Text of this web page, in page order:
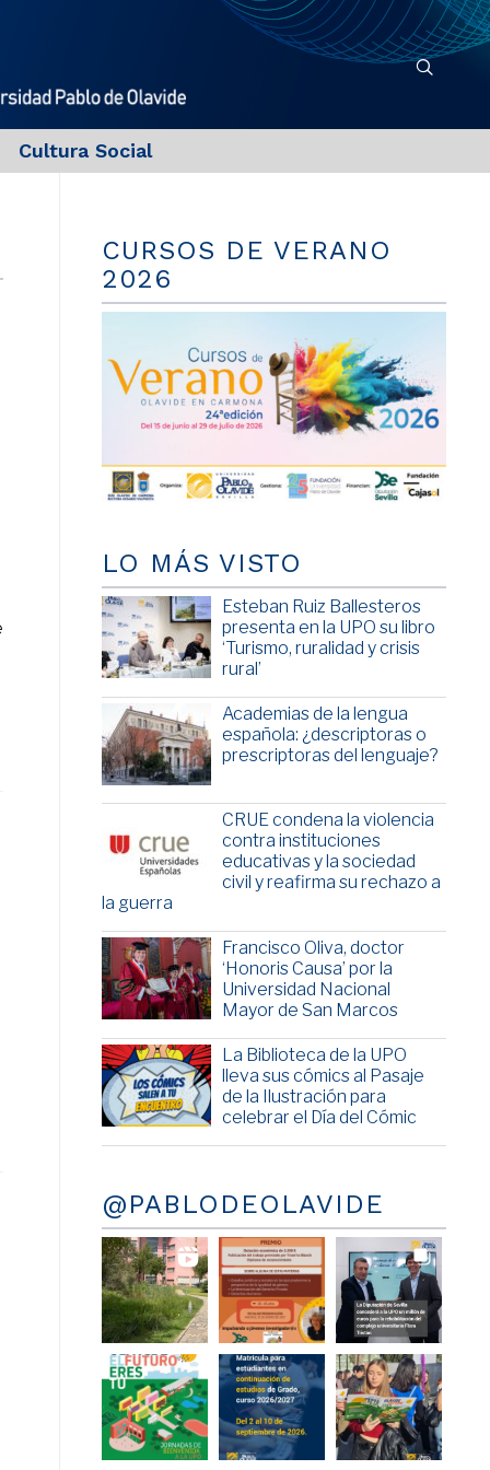
Cultura Social
CURSOS DE VERANO
2026
LO MÁS VISTO
Esteban Ruiz Ballesteros
presenta en la UPO su libro
‘Turismo, ruralidad y crisis
rural’
Academias de la lengua
española: ¿descriptoras o
prescriptoras del lenguaje?
CRUE condena la violencia
contra instituciones
educativas y la sociedad
civil y reafirma su rechazo a
la guerra
Francisco Oliva, doctor
‘Honoris Causa’ por la
Universidad Nacional
Mayor de San Marcos
La Biblioteca de la UPO
lleva sus cómics al Pasaje
de la Ilustración para
celebrar el Día del Cómic
@PABLODEOLAVIDE